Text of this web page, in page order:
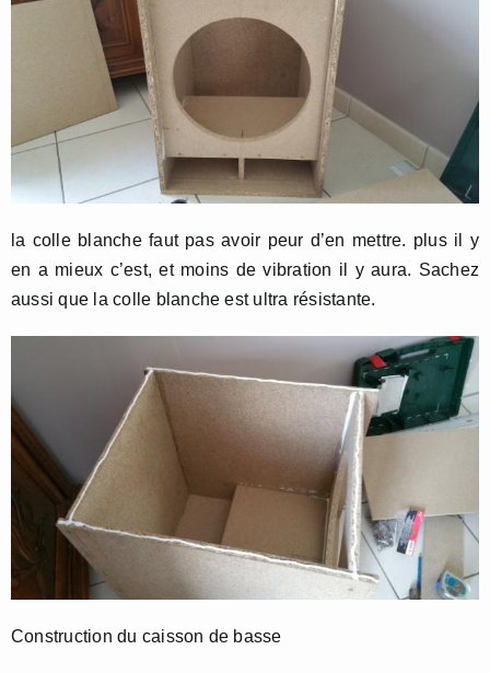
la colle blanche faut pas avoir peur d’en mettre. plus il y
en a mieux c’est, et moins de vibration il y aura. Sachez
aussi que la colle blanche est ultra résistante.
Construction du caisson de basse